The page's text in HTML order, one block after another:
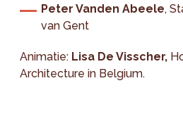
Peter Vanden Abeele,
van Gent
Animatie: Lisa De Visscher,
Architecture in Belgium.